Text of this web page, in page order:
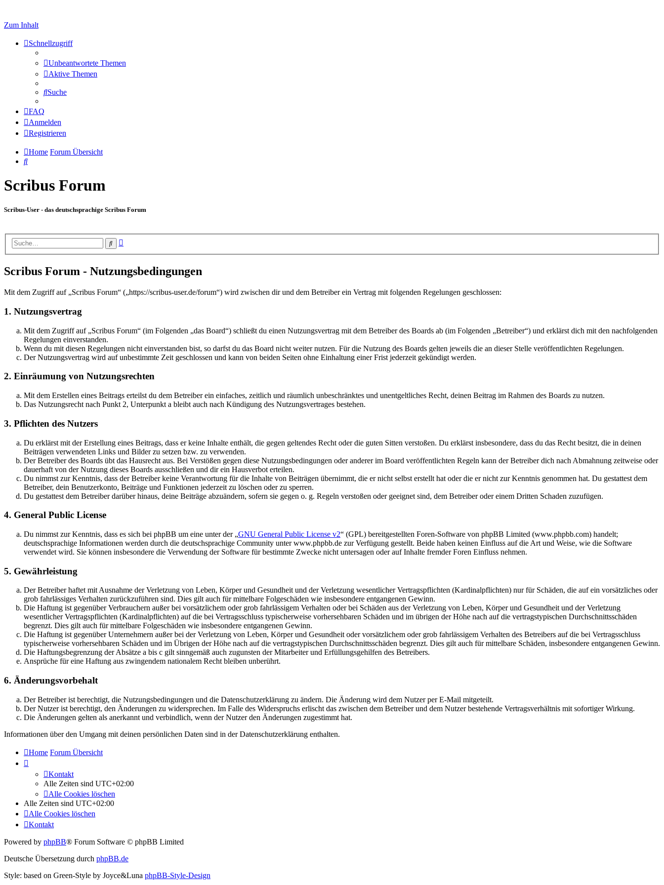
Zum Inhalt
Schnellzugriff
Unbeantwortete Themen
Aktive Themen
Suche
FAQ
Anmelden
Registrieren
Home Forum Übersicht
Suche
Scribus Forum
Scribus-User - das deutschsprachige Scribus Forum
Suche
Scribus Forum - Nutzungsbedingungen
Mit dem Zugriff auf „Scribus Forum“ („https://scribus-user.de/forum“) wird zwischen dir und dem Betreiber ein Vertrag mit folgenden Regelungen geschlossen:
1. Nutzungsvertrag
Mit dem Zugriff auf „Scribus Forum“ (im Folgenden „das Board“) schließt du einen Nutzungsvertrag mit dem Betreiber des Boards ab (im Folgenden „Betreiber“) und erklärst dich mit den nachfolgenden
Regelungen einverstanden.
Wenn du mit diesen Regelungen nicht einverstanden bist, so darfst du das Board nicht weiter nutzen. Für die Nutzung des Boards gelten jeweils die an dieser Stelle veröffentlichten Regelungen.
Der Nutzungsvertrag wird auf unbestimmte Zeit geschlossen und kann von beiden Seiten ohne Einhaltung einer Frist jederzeit gekündigt werden.
2. Einräumung von Nutzungsrechten
Mit dem Erstellen eines Beitrags erteilst du dem Betreiber ein einfaches, zeitlich und räumlich unbeschränktes und unentgeltliches Recht, deinen Beitrag im Rahmen des Boards zu nutzen.
Das Nutzungsrecht nach Punkt 2, Unterpunkt a bleibt auch nach Kündigung des Nutzungsvertrages bestehen.
3. Pflichten des Nutzers
Du erklärst mit der Erstellung eines Beitrags, dass er keine Inhalte enthält, die gegen geltendes Recht oder die guten Sitten verstoßen. Du erklärst insbesondere, dass du das Recht besitzt, die in deinen
Beiträgen verwendeten Links und Bilder zu setzen bzw. zu verwenden.
Der Betreiber des Boards übt das Hausrecht aus. Bei Verstößen gegen diese Nutzungsbedingungen oder anderer im Board veröffentlichten Regeln kann der Betreiber dich nach Abmahnung zeitweise oder
dauerhaft von der Nutzung dieses Boards ausschließen und dir ein Hausverbot erteilen.
Du nimmst zur Kenntnis, dass der Betreiber keine Verantwortung für die Inhalte von Beiträgen übernimmt, die er nicht selbst erstellt hat oder die er nicht zur Kenntnis genommen hat. Du gestattest dem
Betreiber, dein Benutzerkonto, Beiträge und Funktionen jederzeit zu löschen oder zu sperren.
Du gestattest dem Betreiber darüber hinaus, deine Beiträge abzuändern, sofern sie gegen o. g. Regeln verstoßen oder geeignet sind, dem Betreiber oder einem Dritten Schaden zuzufügen.
4. General Public License
Du nimmst zur Kenntnis, dass es sich bei phpBB um eine unter der „GNU General Public License v2“ (GPL) bereitgestellten Foren-Software von phpBB Limited (www.phpbb.com) handelt;
deutschsprachige Informationen werden durch die deutschsprachige Community unter www.phpbb.de zur Verfügung gestellt. Beide haben keinen Einfluss auf die Art und Weise, wie die Software
verwendet wird. Sie können insbesondere die Verwendung der Software für bestimmte Zwecke nicht untersagen oder auf Inhalte fremder Foren Einfluss nehmen.
5. Gewährleistung
Der Betreiber haftet mit Ausnahme der Verletzung von Leben, Körper und Gesundheit und der Verletzung wesentlicher Vertragspflichten (Kardinalpflichten) nur für Schäden, die auf ein vorsätzliches oder
grob fahrlässiges Verhalten zurückzuführen sind. Dies gilt auch für mittelbare Folgeschäden wie insbesondere entgangenen Gewinn.
Die Haftung ist gegenüber Verbrauchern außer bei vorsätzlichem oder grob fahrlässigem Verhalten oder bei Schäden aus der Verletzung von Leben, Körper und Gesundheit und der Verletzung
wesentlicher Vertragspflichten (Kardinalpflichten) auf die bei Vertragsschluss typischerweise vorhersehbaren Schäden und im übrigen der Höhe nach auf die vertragstypischen Durchschnittsschäden
begrenzt. Dies gilt auch für mittelbare Folgeschäden wie insbesondere entgangenen Gewinn.
Die Haftung ist gegenüber Unternehmern außer bei der Verletzung von Leben, Körper und Gesundheit oder vorsätzlichem oder grob fahrlässigem Verhalten des Betreibers auf die bei Vertragsschluss
typischerweise vorhersehbaren Schäden und im Übrigen der Höhe nach auf die vertragstypischen Durchschnittsschäden begrenzt. Dies gilt auch für mittelbare Schäden, insbesondere entgangenen Gewinn.
Die Haftungsbegrenzung der Absätze a bis c gilt sinngemäß auch zugunsten der Mitarbeiter und Erfüllungsgehilfen des Betreibers.
Ansprüche für eine Haftung aus zwingendem nationalem Recht bleiben unberührt.
6. Änderungsvorbehalt
Der Betreiber ist berechtigt, die Nutzungsbedingungen und die Datenschutzerklärung zu ändern. Die Änderung wird dem Nutzer per E-Mail mitgeteilt.
Der Nutzer ist berechtigt, den Änderungen zu widersprechen. Im Falle des Widerspruchs erlischt das zwischen dem Betreiber und dem Nutzer bestehende Vertragsverhältnis mit sofortiger Wirkung.
Die Änderungen gelten als anerkannt und verbindlich, wenn der Nutzer den Änderungen zugestimmt hat.
Informationen über den Umgang mit deinen persönlichen Daten sind in der Datenschutzerklärung enthalten.
Home Forum Übersicht
Kontakt
Alle Zeiten sind UTC+02:00
Alle Cookies löschen
Alle Zeiten sind UTC+02:00
Alle Cookies löschen
Kontakt
Powered by phpBB® Forum Software © phpBB Limited
Deutsche Übersetzung durch phpBB.de
Style: based on Green-Style by Joyce&Luna phpBB-Style-Design